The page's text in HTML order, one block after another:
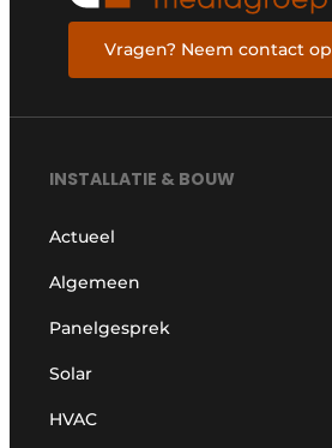
Vragen? Neem contact op
INSTALLATIE & BOUW
Actueel
Algemeen
Panelgesprek
Solar
HVAC